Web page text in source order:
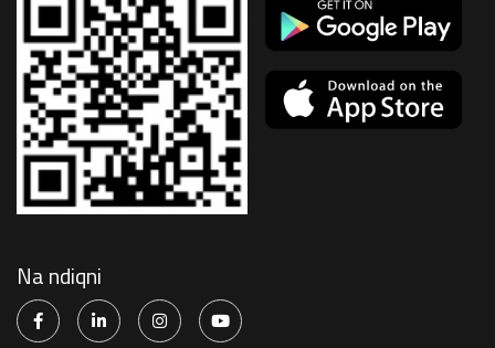
Na ndiqni